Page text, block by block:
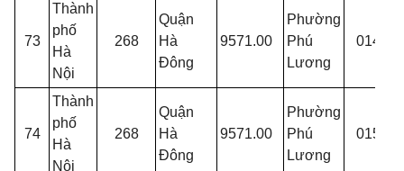
73
Thành
phố
Hà
Nội
268
Quận
Hà
Đông
9571.00
Phường
Phú
Lương
014
74
Thành
phố
Hà
Nội
268
Quận
Hà
Đông
9571.00
Phường
Phú
Lương
015